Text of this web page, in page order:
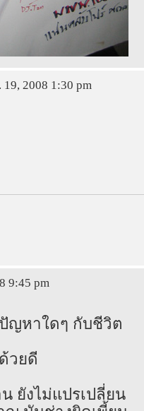
2008 1:30 pm
9:45 pm
ปัญหาใดๆ กับชีวิต
วยดี
ยังไม่แปรเปลี่ยน